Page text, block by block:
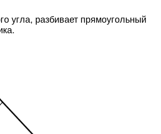
угла, разбивает прямоугольный